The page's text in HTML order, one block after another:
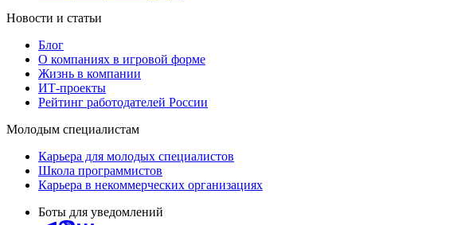
Новости и статьи
Блог
О компаниях в игровой форме
Жизнь в компании
ИТ-проекты
Рейтинг работодателей России
Молодым специалистам
Карьера для молодых специалистов
Школа программистов
Карьера в некоммерческих организациях
Боты для уведомлений